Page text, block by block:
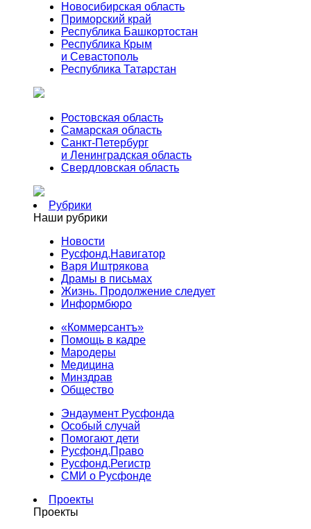
Новосибирская область
Приморский край
Республика Башкортостан
Республика Крым
и Севастополь
Республика Татарстан
Ростовская область
Самарская область
Санкт-Петербург
и Ленинградская область
Свердловская область
Рубрики
Наши рубрики
Новости
Русфонд.Навигатор
Варя Иштрякова
Драмы в письмах
Жизнь. Продолжение следует
Информбюро
«Коммерсантъ»
Помощь в кадре
Мародеры
Медицина
Минздрав
Общество
Эндаумент Русфонда
Особый случай
Помогают дети
Русфонд.Право
Русфонд.Регистр
СМИ о Русфонде
Проекты
Проекты